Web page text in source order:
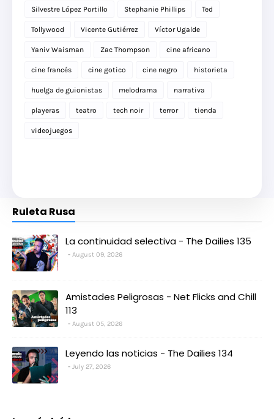
Silvestre López Portillo Stephanie Phillips Ted
Tollywood Vicente Gutiérrez Víctor Ugalde
Yaniv Waisman Zac Thompson cine africano
cine francés cine gotico cine negro historieta
huelga de guionistas melodrama narrativa
playeras teatro tech noir terror tienda
videojuegos
Ruleta Rusa
La continuidad selectiva - The Dailies 135
August 09, 2026
Amistades Peligrosas - Net Flicks and Chill
113
August 05, 2026
Leyendo las noticias - The Dailies 134
July 27, 2026